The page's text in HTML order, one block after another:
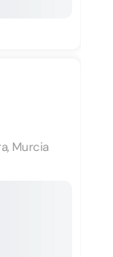
Murcia